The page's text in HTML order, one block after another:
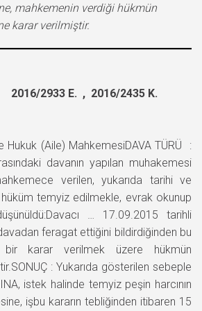
mahkemenin verdiği hükmün
karar verilmiştir.
2933 E. , 2016/2435 K.
Hukuk (Aile) MahkemesiDAVA TÜRÜ :
davanın yapılan muhakemesi
verilen, yukarıda tarihi ve
temyiz edilmekle, evrak okunup
… 17.09.2015 tarihli
feragat ettiğini bildirdiğinden bu
bir karar verilmek üzere hükmün
: Yukarıda gösterilen sebeple
istek halinde temyiz peşin harcının
işbu kararın tebliğinden itibaren 15